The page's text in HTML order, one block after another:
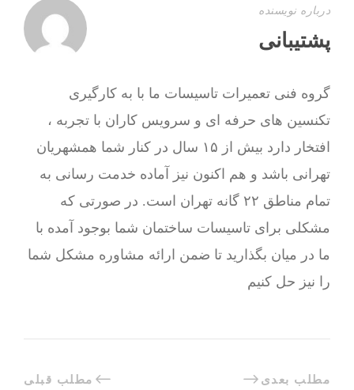
درباره نویسنده
پشتیبانی
گروه فنی تعمیرات تاسیسات ما با به‌ کارگیری
تکنسین های حرفه ای و سرویس کاران با تجربه ،
افتخار دارد بیش از ۱۵ سال در کنار شما همشهریان
تهرانی باشد و هم اکنون نیز آماده خدمت رسانی به
تمام مناطق ۲۲ گانه تهران است. در صورتی که
مشکلی برای تاسیسات ساختمان شما بوجود آمده با
ما در میان بگذارید تا ضمن ارائه مشاوره مشکل شما
را نیز حل کنیم
مطلب قبلی مطلب بعدی